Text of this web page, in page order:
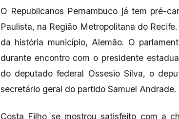
O Republicanos Pernambuco já tem pré-
Paulista, na Região Metropolitana do
da história município, Alemão. O
durante encontro com o presidente
do deputado federal Ossesio Silva, o
secretário geral do partido Samuel Andrade.
Costa Filho se mostrou satisfeito com a